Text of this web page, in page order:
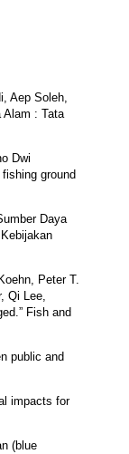
Aep Soleh,
Alam : Tata
Dwi
ground
Daya
Peter T.
Qi Lee,
Fish and
public and
impacts for
(blue